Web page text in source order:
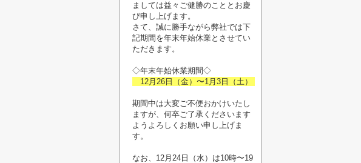
ましては益々ご健勝のこととお慶
び申し上げます。
さて、誠に勝手ながら弊社では下
記期間を年末年始休業とさせてい
ただきます。
◇年末年始休業期間◇
12月26日（金）〜1月3日（土）
期間中は大変ご不便おかけいたし
ますが、何卒ご了承くださいます
ようよろしくお願い申し上げま
す。
なお、12月24日（水）は10時〜19